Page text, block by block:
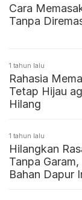
Cara
Tanpa
1 tahun lalu
Rahasia
Tetap Hijau
Hilang
1 tahun lalu
Hilangkan
Tanpa
Bahan Dapur